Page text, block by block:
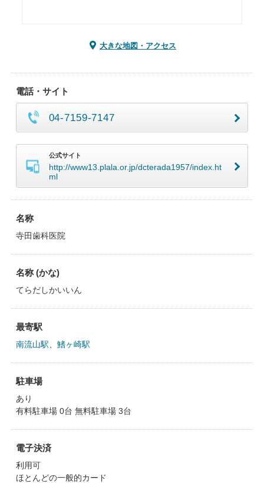
大きな地図・アクセス
電話・サイト
04-7159-7147
公式サイト
http://www13.plala.or.jp/dcterada1957/index.ht
ml
名称
寺田歯科医院
名称 (かな)
てらだしかいいん
最寄駅
南流山駅 鰭ヶ崎駅
駐車場
あり
有料駐車場 0台 無料駐車場 3台
電子決済
利用可
ほとんどの一般的カード